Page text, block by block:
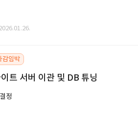
감임박
트 서버 이관 및 DB 튜닝
정